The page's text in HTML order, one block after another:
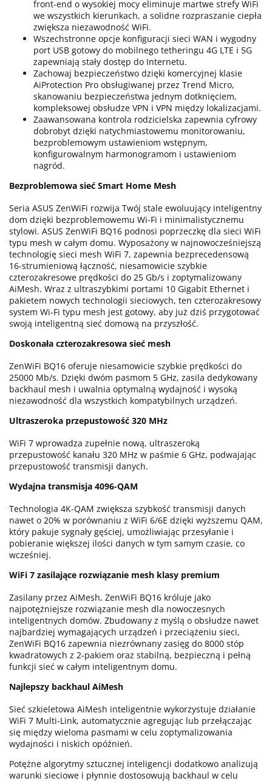
front-end o wysokiej mocy eliminuje martwe strefy WiFi
we wszystkich kierunkach, a solidne rozpraszanie ciepła
zwiększa niezawodność WiFi.
Wszechstronne opcje konfiguracji sieci WAN i wygodny
port USB gotowy do mobilnego tetheringu 4G LTE i 5G
zapewniają stały dostęp do Internetu.
Zachowaj bezpieczeństwo dzięki komercyjnej klasie
AiProtection Pro obsługiwanej przez Trend Micro,
skanowaniu bezpieczeństwa jednym dotknięciem,
kompleksowej obsłudze VPN i VPN między lokalizacjami.
Zaawansowana kontrola rodzicielska zapewnia cyfrowy
dobrobyt dzięki natychmiastowemu monitorowaniu,
bezproblemowym ustawieniom wstępnym,
konfigurowalnym harmonogramom i ustawieniom
nagród.
Bezproblemowa sieć Smart Home Mesh
Seria ASUS ZenWiFi rozwija Twój stale ewoluujący inteligentny
dom dzięki bezproblemowemu Wi-Fi i minimalistycznemu
stylowi. ASUS ZenWiFi BQ16 podnosi poprzeczkę dla sieci WiFi
typu mesh w całym domu. Wyposażony w najnowocześniejszą
technologię sieci mesh WiFi 7, zapewnia bezprecedensową
16-strumieniową łączność, niesamowicie szybkie
czterozakresowe prędkości do 25 Gb/s i zoptymalizowany
AiMesh. Wraz z ultraszybkimi portami 10 Gigabit Ethernet i
pakietem nowych technologii sieciowych, ten czterozakresowy
system Wi-Fi typu mesh jest gotowy, aby już dziś przygotować
swoją inteligentną sieć domową na przyszłość.
Doskonała czterozakresowa sieć mesh
ZenWiFi BQ16 oferuje niesamowicie szybkie prędkości do
25000 Mb/s. Dzięki dwóm pasmom 5 GHz, zasila dedykowany
backhaul mesh i uwalnia optymalną wydajność i wysoką
niezawodność dla wszystkich kompatybilnych urządzeń.
Ultraszeroka przepustowość 320 MHz
WiFi 7 wprowadza zupełnie nową, ultraszeroką
przepustowość kanału 320 MHz w paśmie 6 GHz, podwajając
przepustowość transmisji danych.
Wydajna transmisja 4096-QAM
Technologia 4K-QAM zwiększa szybkość transmisji danych
nawet o 20% w porównaniu z WiFi 6/6E dzięki wyższemu QAM,
który pakuje sygnały gęściej, umożliwiając przesyłanie i
pobieranie większej ilości danych w tym samym czasie, co
wcześniej.
WiFi 7 zasilające rozwiązanie mesh klasy premium
Zasilany przez AiMesh, ZenWiFi BQ16 króluje jako
najpotężniejsze rozwiązanie mesh dla nowoczesnych
inteligentnych domów. Zbudowany z myślą o obsłudze nawet
najbardziej wymagających urządzeń i przeciążeniu sieci,
ZenWiFi BQ16 zapewnia niezrównany zasięg do 8000 stóp
kwadratowych z 2-pakiem oraz stabilną, bezpieczną i pełną
funkcji sieć w całym inteligentnym domu.
Najlepszy backhaul AiMesh
Sieć szkieletowa AiMesh inteligentnie wykorzystuje działanie
WiFi 7 Multi-Link, automatycznie agregując lub przełączając
się między wieloma pasmami w celu zoptymalizowania
wydajności i niskich opóźnień.
Potężne algorytmy sztucznej inteligencji dodatkowo analizują
warunki sieciowe i płynnie dostosowują backhaul w celu